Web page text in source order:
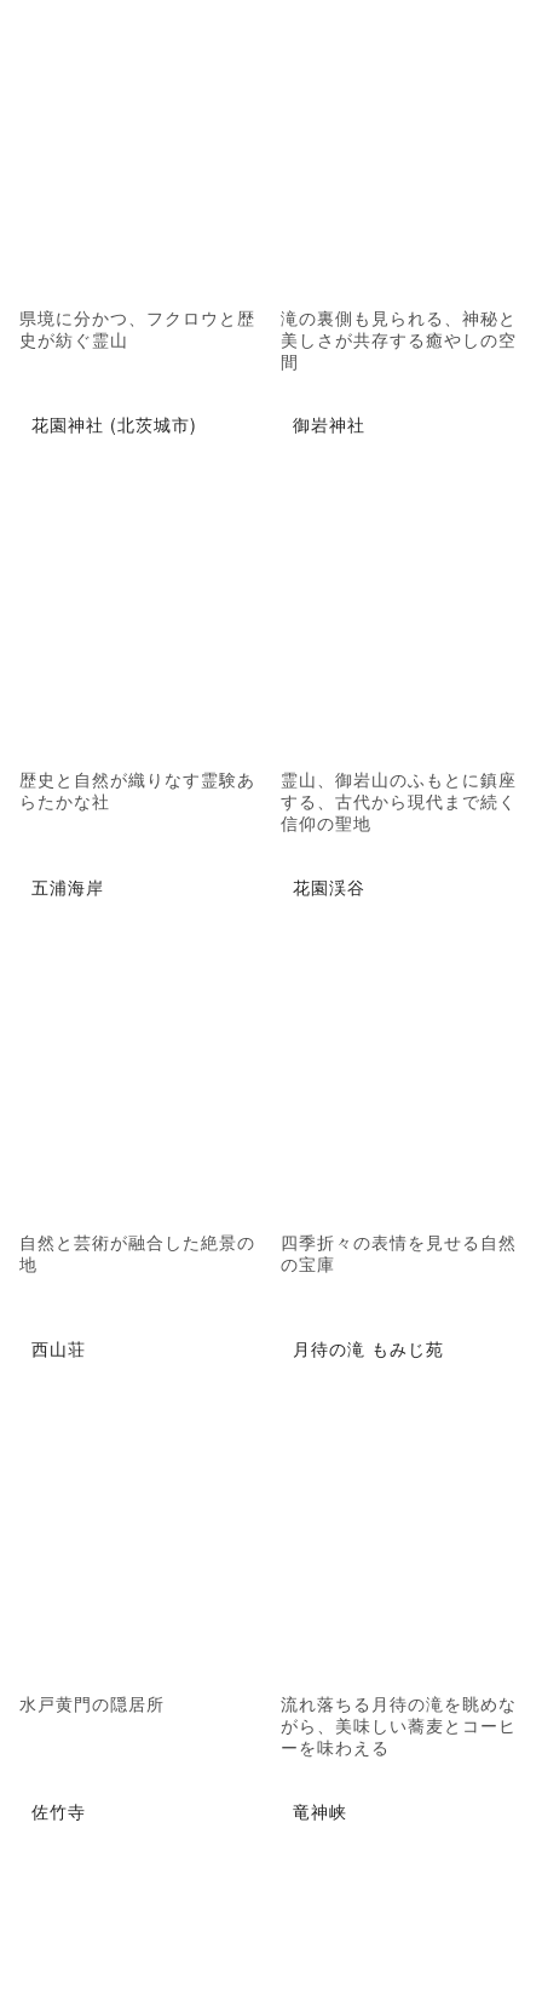
県境に分かつ、フクロウと歴
史が紡ぐ霊山
滝の裏側も見られる、神秘と
美しさが共存する癒やしの空
間
花園神社 (北茨城市)
歴史と自然が織りなす霊験あ
らたかな社
御岩神社
霊山、御岩山のふもとに鎮座
する、古代から現代まで続く
信仰の聖地
五浦海岸
自然と芸術が融合した絶景の
地
花園渓谷
四季折々の表情を見せる自然
の宝庫
西山荘
水戸黄門の隠居所
月待の滝 もみじ苑
流れ落ちる月待の滝を眺めな
がら、美味しい蕎麦とコーヒ
ーを味わえる
佐竹寺 竜神峡